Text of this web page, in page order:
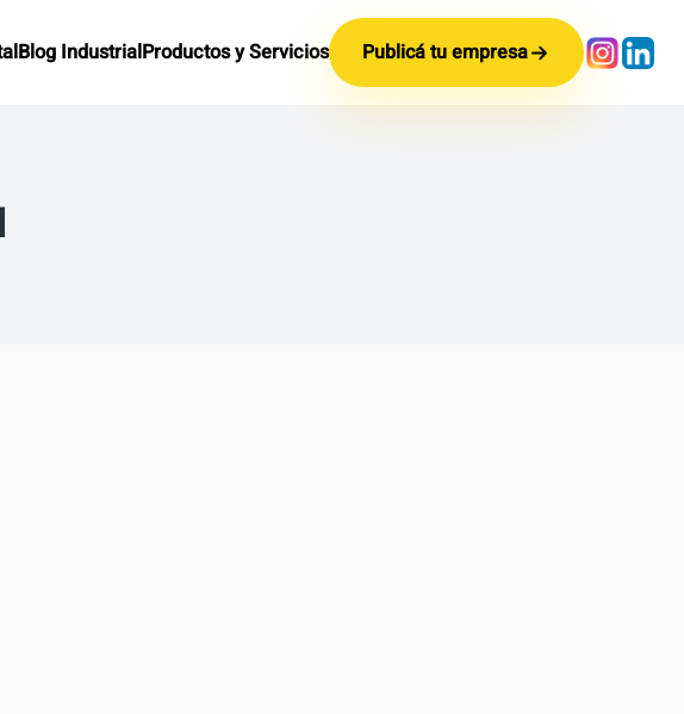
Blog IndustrialProductos y Servicios Publicá tu empresa